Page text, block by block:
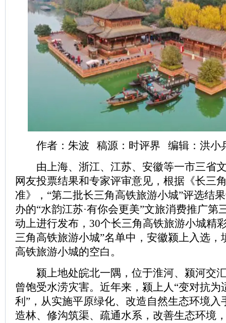
作者：朱波 稿源：时评界 编辑：洪小
由上海、浙江、江苏、安徽等一市三省
网友投票结果和专家评审意见，根据《长三
准》，“第二批长三角高铁旅游小城”评选结
办的“水韵江苏·有你会更美”文旅消费推广第
动上进行发布，30个长三角高铁旅游小城精
三角高铁旅游小城”名单中，安徽颍上入选，
高铁旅游小城的空白。
颍上地处皖北一隅，位于淮河、颍河交
曾饱受水涝灾害。近年来，颍上人“变对抗为
利”，从实施平原绿化、改造自然生态环境入
造林、修沟筑渠、疏通水系，改善生态环境